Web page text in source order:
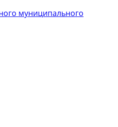
муниципального